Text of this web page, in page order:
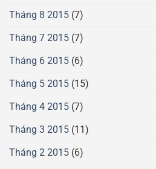
Tháng 8 2015 (7)
Tháng 7 2015 (7)
Tháng 6 2015 (6)
Tháng 5 2015 (15)
Tháng 4 2015 (7)
Tháng 3 2015 (11)
Tháng 2 2015 (6)